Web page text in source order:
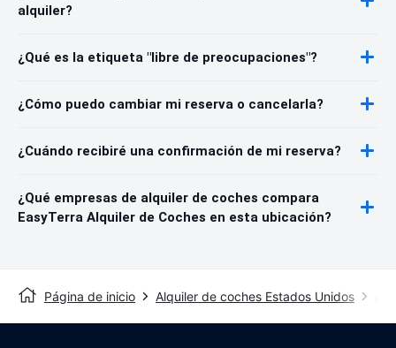
alquiler?
¿Qué es la etiqueta "libre de preocupaciones"?
¿Cómo puedo cambiar mi reserva o cancelarla?
¿Cuándo recibiré una confirmación de mi reserva?
¿Qué empresas de alquiler de coches compara
EasyTerra Alquiler de Coches en esta ubicación?
Página de inicio Alquiler de coches Estados Unidos